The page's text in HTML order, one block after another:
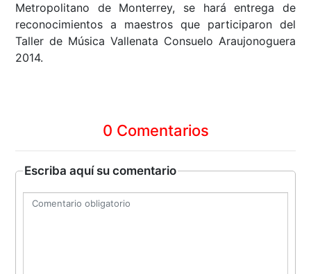
Metropolitano de Monterrey, se hará entrega de
reconocimientos a maestros que participaron del
Taller de Música Vallenata Consuelo Araujonoguera
2014.
0 Comentarios
Escriba aquí su comentario